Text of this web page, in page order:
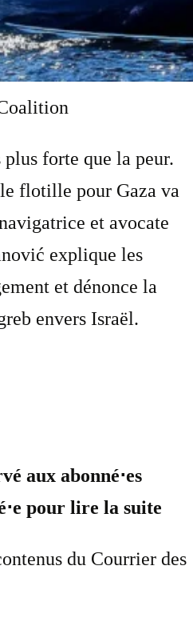
forte que la peur.
flotille pour Gaza va
et avocate
explique les
et dénonce la
envers Israël.
aux abonné⋅es
pour lire la suite
du Courrier des